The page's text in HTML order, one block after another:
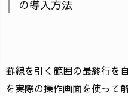
の導入方法
罫線を引く範囲の最終行を
を実際の操作画面を使って